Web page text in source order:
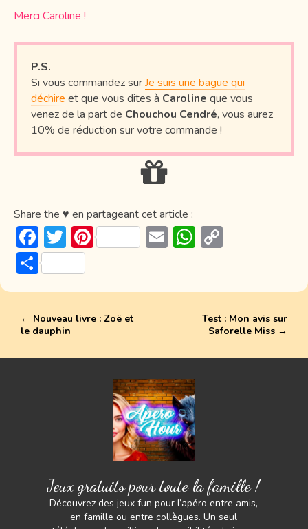
Merci Caroline !
P.S.
Si vous commandez surJe suis une bague qui
déchire et que vous dites à Caroline que vous
venez de la part de Chouchou Cendré, vous aurez
10% de réduction sur votre commande !
Share the ♥ en partageant cet article :
F
ac
e
o
T
w
itt
Pi
st
E W
A Li
P
ar
ta
g
er
← Nouveau livre : Zoë et
le dauphin
Test : Mon avis sur
Saforelle Miss →
Jeux gratuits pour toute la famille !
Découvrez des jeux fun pour l’apéro entre amis,
en famille ou entre collègues. Un seul